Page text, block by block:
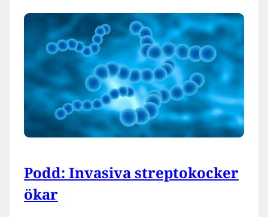
Podd: Invasiva streptokocker
ökar